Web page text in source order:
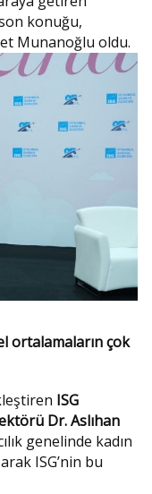
konuğu,
Munanoğlu oldu.
ortalamaların çok
ISG
Dr. Aslıhan
genelinde kadın
ISG’nin bu